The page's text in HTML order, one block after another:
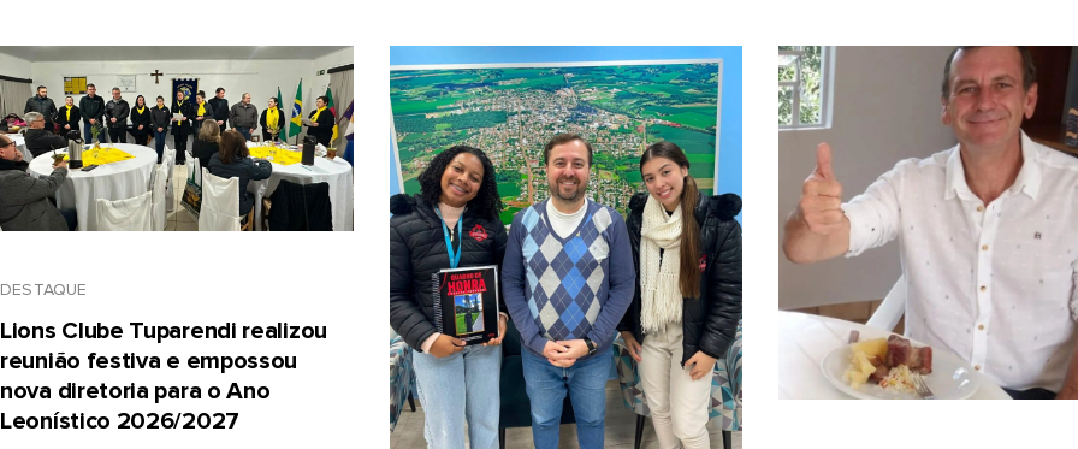
DESTAQUE
Lions Clube Tuparendi realizou
reunião festiva e empossou
nova diretoria para o Ano
Leonístico 2026/2027